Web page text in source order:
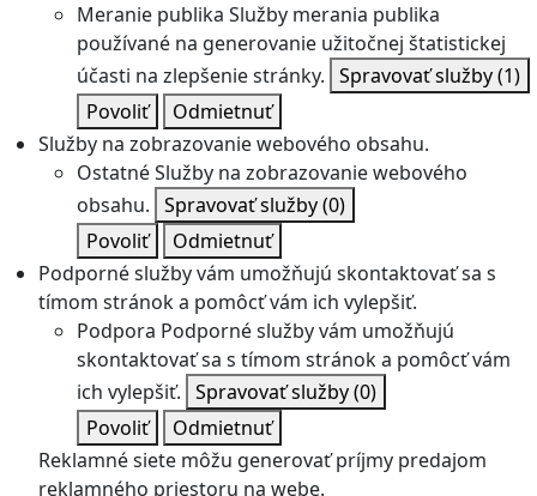
Meranie publika Služby merania publika
používané na generovanie užitočnej štatistickej
účasti na zlepšenie stránky. Spravovať služby(1)
Povoliť
Odmietnuť
Služby na zobrazovanie webového obsahu.
OstatnéSlužby na zobrazovanie webového
obsahu. Spravovať služby(0)
Povoliť
Odmietnuť
Podporné služby vám umožňujú skontaktovať sa s
tímom stránok a pomôcť vám ich vylepšiť.
Podpora Podporné služby vám umožňujú
skontaktovať sa s tímom stránok a pomôcť vám
ich vylepšiť. Spravovať služby(0)
Povoliť
Odmietnuť
Reklamné siete môžu generovať príjmy predajom
reklamného priestoru na webe.